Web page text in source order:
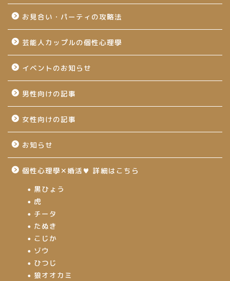
お見合い・パーティの攻略法
芸能人カップルの個性心理學
イベントのお知らせ
男性向けの記事
女性向けの記事
お知らせ
個性心理學✕婚活♥ 詳細はこちら
黒ひょう
虎
チータ
たぬき
こじか
ゾウ
ひつじ
狼オオカミ